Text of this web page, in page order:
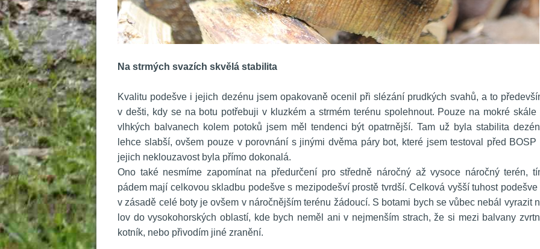
Na strmých svazích skvělá stabilita
Kvalitu podešve i jejich dezénu jsem opakovaně ocenil při slézání prudkých svahů, a to
v dešti, kdy se na botu potřebuji v kluzkém a strmém terénu spolehnout. Pouze na mokré skále
vlhkých balvanech kolem potoků jsem měl tendenci být opatrnější. Tam už byla stabilita
lehce slabší, ovšem pouze v porovnání s jinými dvěma páry bot, které jsem testoval před BOSP
jejich neklouzavost byla přímo dokonalá.
Ono také nesmíme zapomínat na předurčení pro středně náročný až vysoce náročný terén,
pádem mají celkovou skladbu podešve s mezipodešví prostě tvrdší. Celková vyšší tuhost podešve
v zásadě celé boty je ovšem v náročnějším terénu žádoucí. S botami bych se vůbec nebál vyrazit
lov do vysokohorských oblastí, kde bych neměl ani v nejmenším strach, že si mezi balvany
kotník, nebo přivodím jiné zranění.